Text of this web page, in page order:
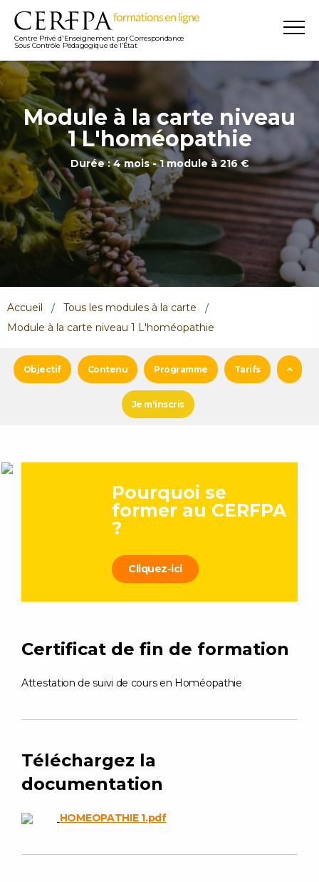
Centre Privé d'Enseignement par Correspondance
Sous Contrôle Pédagogique de l’État
Module à la carte niveau
1 L'homéopathie
Durée : 4 mois - 1 module à 216 €
Accueil
Tous les modules à la carte
Module à la carte niveau 1 L'homéopathie
Objectif Contenu Programme Tarifs
Je m'inscris
Pourquoi se
former au CERFPA
?
Cliquez-ici
Certificat de fin de formation
Attestation de suivi de cours en Homéopathie
Téléchargez la
documentation
HOMEOPATHIE 1.pdf